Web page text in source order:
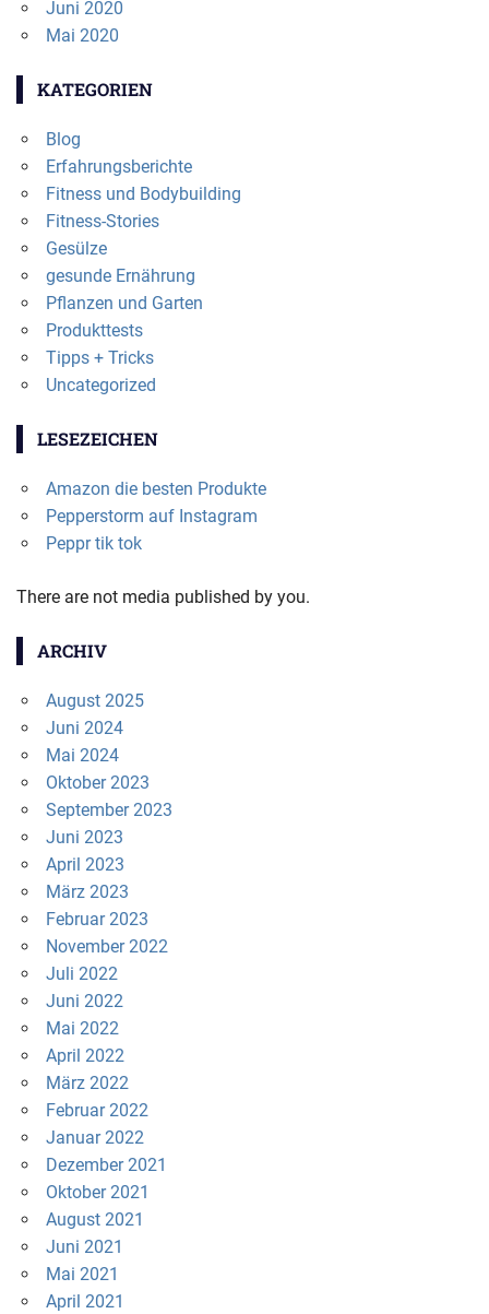
Juni 2020
Mai 2020
KATEGORIEN
Blog
Erfahrungsberichte
Fitness und Bodybuilding
Fitness-Stories
Gesülze
gesunde Ernährung
Pflanzen und Garten
Produkttests
Tipps + Tricks
Uncategorized
LESEZEICHEN
Amazon die besten Produkte
Pepperstorm auf Instagram
Peppr tik tok
There are not media published by you.
ARCHIV
August 2025
Juni 2024
Mai 2024
Oktober 2023
September 2023
Juni 2023
April 2023
März 2023
Februar 2023
November 2022
Juli 2022
Juni 2022
Mai 2022
April 2022
März 2022
Februar 2022
Januar 2022
Dezember 2021
Oktober 2021
August 2021
Juni 2021
Mai 2021
April 2021